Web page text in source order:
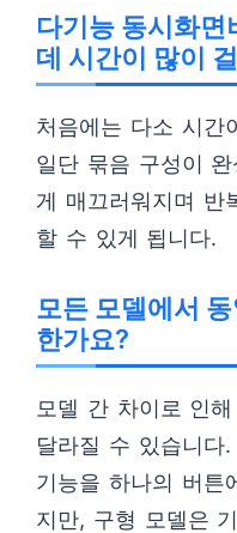
다기능 동시화면
데 시간이 많이
처음에는 다소 시간
일단 묶음 구성이
게 매끄러워지며 반
할 수 있게 됩니다.
모든 모델에서
한가요?
모델 간 차이로 인
달라질 수 있습니다
기능을 하나의 버튼
지만, 구형 모델은